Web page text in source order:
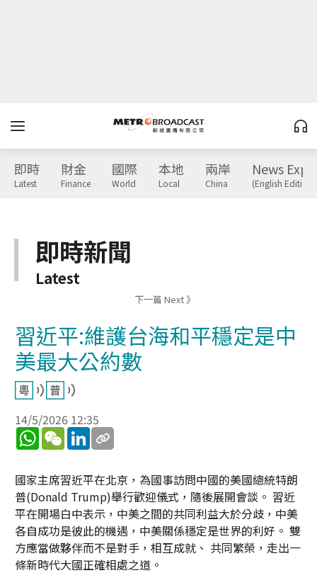
即時
Latest
財金
Finance
國際
World
本地
Local
兩岸
China
News
(English Edition)
即時新聞
Latest
下一篇 Next 》
習近平:維護台海和平穩定是中
美最大公約數
14/5/2026 12:35
WhatsApp
WeChatLinkedIn
國家主席習近平在北京，為國事訪問中國的美國總統特朗
普(Donald Trump)舉行歡迎儀式，隨後展開會談。 習近
平在開場白中表示，中美之間的共同利益大於分歧，中美
各自成功是彼此的機遇，中美關係穩定是世界的利好。 雙
方應當做夥伴而不是對手，相互成就、 共同繁榮，走出一
條新時代大國正確相處之道。